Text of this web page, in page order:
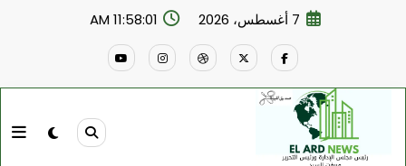
7 أغسطس، 2026 11:58:01 AM